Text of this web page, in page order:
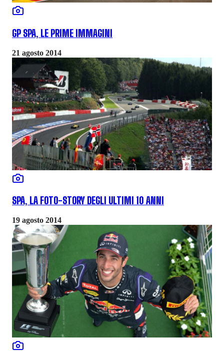
GP SPA, LE PRIME IMMAGINI
21 agosto 2014
SPA, LA FOTO-STORY DEGLI ULTIMI 10 ANNI
19 agosto 2014